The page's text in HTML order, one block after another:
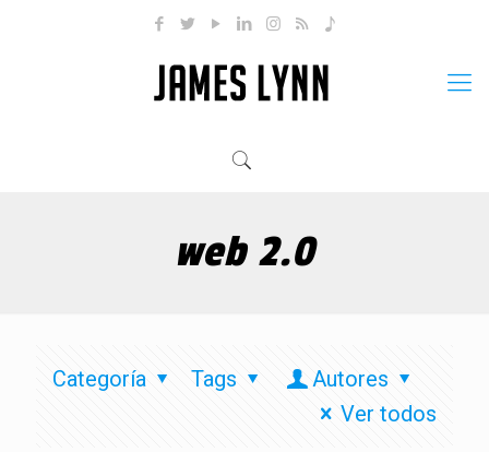
web 2.0
Categoría Tags
Autores
Ver todos